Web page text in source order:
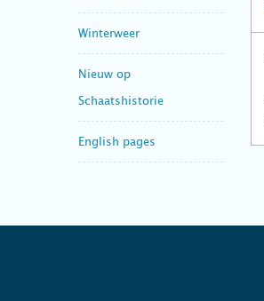
Winterweer
Nieuw op
Schaatshistorie
English pages